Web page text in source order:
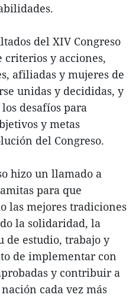
del XIV Congreso
y acciones,
afiliadas y mujeres de
unidas y decididas, y
desafíos para
y metas
del Congreso.
hizo un llamado a
para que
las mejores tradiciones
la solidaridad, la
de estudio, trabajo y
de implementar con
y contribuir a
cada vez más